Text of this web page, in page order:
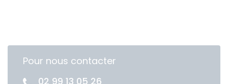
Pour nous contacter
02 99 13 05 26